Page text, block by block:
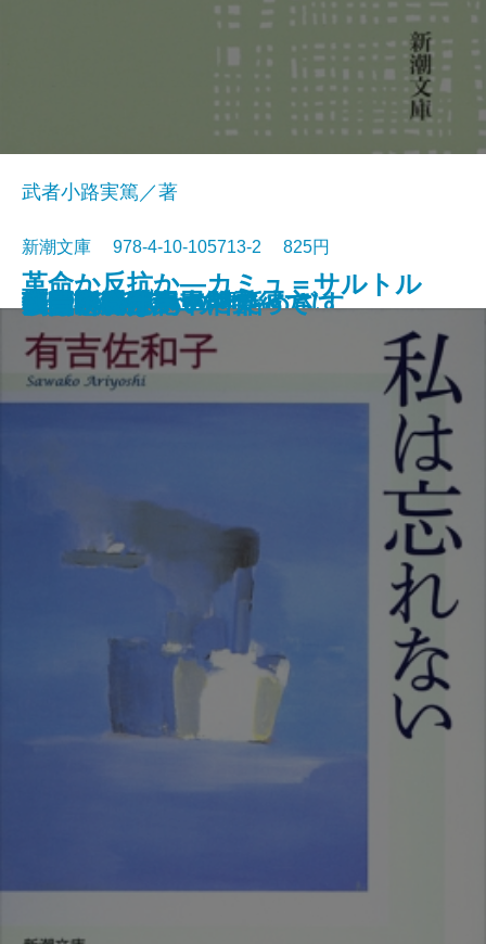
けものたちは故郷をめざす
エロ事師たち
恋愛論
藤十郎の恋・恩讐の彼方に
華岡青洲の妻
地下室の手記
一千一秒物語
人斬り以蔵
革命か反抗か―カミュ＝サルトル
論争―
人生論・愛について
武者小路実篤／著
新潮文庫 978-4-10-105713-2 825円
私は忘れない
夢判断〔上〕
夢判断〔下〕
金色夜叉
ペスト
李陵・山月記
マクベス
機械・春は馬車に乗って
刺青・秘密
シーシュポスの神話